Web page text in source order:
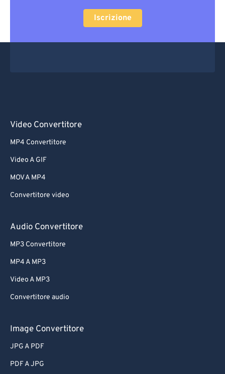
Iscrizione
Video Convertitore
MP4 Convertitore
Video A GIF
MOV A MP4
Convertitore video
Audio Convertitore
MP3 Convertitore
MP4 A MP3
Video A MP3
Convertitore audio
Image Convertitore
JPG A PDF
PDF A JPG